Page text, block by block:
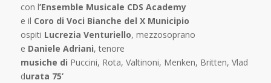
con l’Ensemble Musicale CDS Academy
e il Coro di Voci Bianche del X Municipio
ospiti Lucrezia Venturiello, mezzosoprano
e Daniele Adriani, tenore
musiche di Puccini, Rota, Valtinoni, Menken, Britten, Vlad
durata 75’